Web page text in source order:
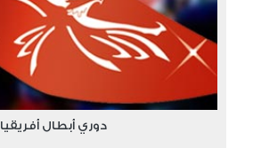
دوري أبطال أفريقيا